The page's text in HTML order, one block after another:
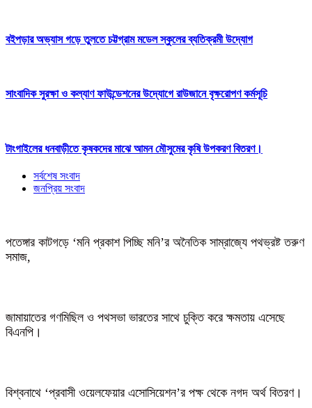
বইপড়ার অভ্যাস গড়ে তুলতে চট্টগ্রাম মডেল স্কুলের ব্যতিক্রমী উদ্যোগ
সাংবাদিক সুরক্ষা ও কল্যাণ ফাউন্ডেশনের উদ্যোগে রাউজানে বৃক্ষরোপণ কর্মসূচি
টাংগাইলের ধনবাড়ীতে কৃষকদের মাঝে আমন মৌসুমের কৃষি উপকরণ বিতরণ।
সর্বশেষ সংবাদ
জনপ্রিয় সংবাদ
পতেঙ্গার কাটগড়ে ‘মনি প্রকাশ পিচ্ছি মনি’র অনৈতিক সাম্রাজ্যে পথভ্রষ্ট তরুণ
সমাজ,
জামায়াতের গণমিছিল ও পথসভা ভারতের সাথে চুক্তি করে ক্ষমতায় এসেছে
বিএনপি।
বিশ্বনাথে ‘প্রবাসী ওয়েলফেয়ার এসোসিয়েশন’র পক্ষ থেকে নগদ অর্থ বিতরণ।